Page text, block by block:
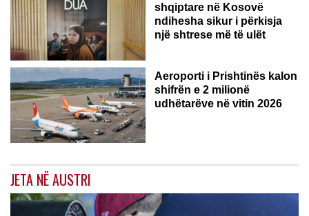
shqiptare në Kosovë
ndihesha sikur i përkisja
një shtrese më të ulët
Aeroporti i Prishtinës kalon
shifrën e 2 milionë
udhëtarëve në vitin 2026
JETA NË AUSTRI